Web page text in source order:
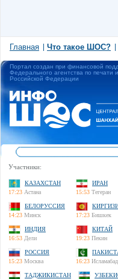
Главная Что такое ШОС?
Портал создан при финансовой
Федерального агентства по печати
Российской Федерации
Участники:
КАЗАХСТАН
17:23 Астана
ИРАН
15:53 Тегеран
БЕЛОРУССИЯ
14:23 Минск
17:23 Бишкек
ИНДИЯ
16:53 Дели
КИТАЙ
19:23 Пекин
РОССИЯ
15:23 Москва
16:23 Исламабад
ТАДЖИКИСТАН